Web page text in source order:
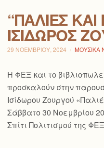
“ΠΑΛΙΈΣ
ΙΣΊΔΩΡΟΣ
29 ΝΟΕΜΒΡΊΟΥ, 2024 ΜΟΥΣΙΚΆ
Η ΦΕΞ και το
προσκαλούν στην
Ισίδωρου Ζουργού
Σάββατο 30 Νοεμβρίου
Σπίτι Πολιτισμού της